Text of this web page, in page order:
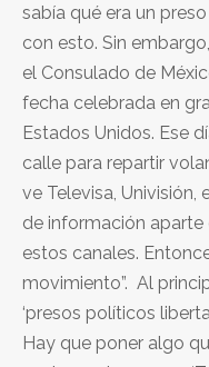
sabía qué era un
con esto. Sin
el Consulado de
fecha celebrada en
Estados Unidos. Ese
calle para repartir
ve Televisa,
de información aparte
estos canales.
movimiento”. Al
‘presos políticos
Hay que poner algo